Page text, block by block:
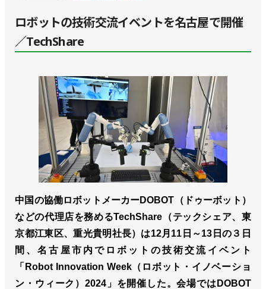
ロボットの技術交流イベントを名古屋で開催
／TechShare
中国の協働ロボットメーカーDOBOT（ドゥーボット）
などの代理店を務めるTechShare（テックシェア、東
京都江東区、重光貴明社長）は12月11日～13日の３日
間、名古屋市内でロボットの技術交流イベント
「Robot Innovation Week（ロボット・イノベーショ
ン・ウィーク）2024」を開催した。会場ではDOBOT